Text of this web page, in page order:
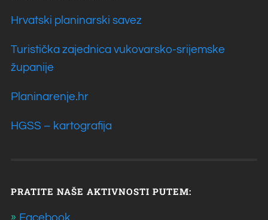
Hrvatski planinarski savez
Turistička zajednica vukovarsko-srijemske
županije
Planinarenje.hr
HGSS – kartografija
PRATITE NAŠE AKTIVNOSTI PUTEM: